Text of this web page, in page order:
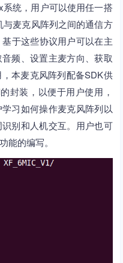
统，用户可以使用任一搭
麦克风阵列之间的通信方
于这些协议用户可以在主
频、设置主麦方向、获取
本麦克风阵列配备SDK供
封装，以便于用户使用，
习如何操作麦克风阵列以
别和人机交互。用户也可
能的编写。